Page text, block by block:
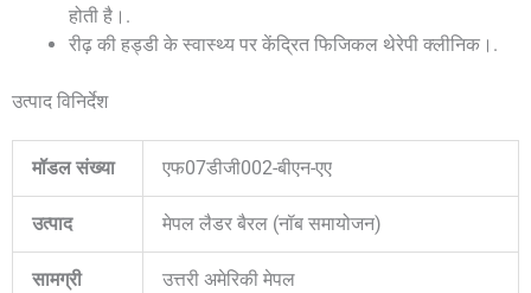
होती है।.
रीढ़ की हड्डी के स्वास्थ्य पर केंद्रित फिजिकल थेरेपी क्लीनिक।.
उत्पाद विनिर्देश
मॉडल संख्या एफ07डीजी002-बीएन-एए
उत्पाद मेपल लैडर बैरल (नॉब समायोजन)
सामग्री उत्तरी अमेरिकी मेपल